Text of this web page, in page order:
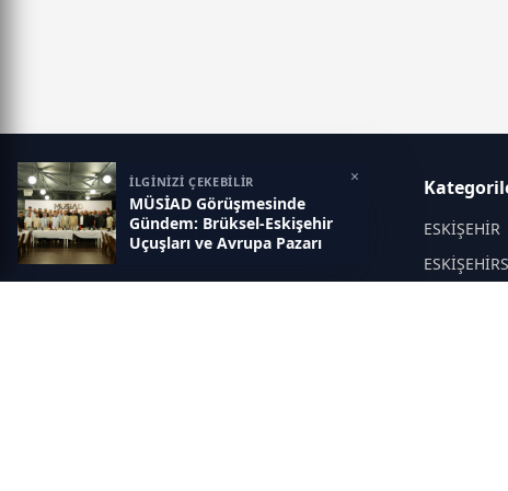
İLGİNİZİ ÇEKEBİLİR
MÜSİAD Görüşmesinde
Gündem: Brüksel-Eskişehir
Uçuşları ve Avrupa Pazarı
×
Eskisehir İlk Haber
Objektif haberin adresi... ESKİŞEHİR